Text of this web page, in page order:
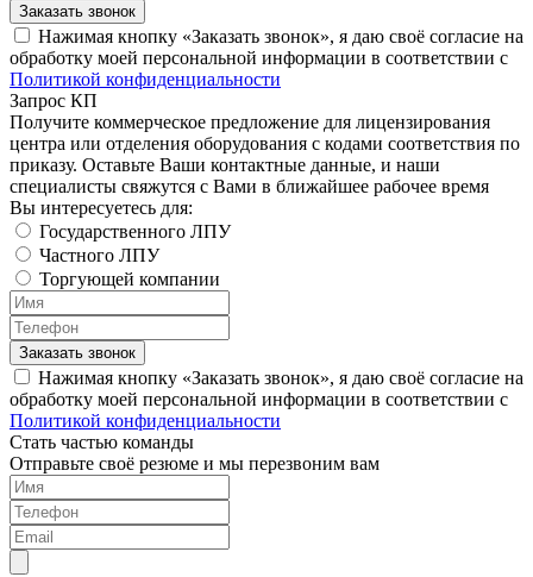
Заказать звонок
Нажимая кнопку «Заказать звонок», я даю своё согласие на
обработку моей персональной информации в соответствии с
Политикой конфиденциальности
Запрос КП
Получите коммерческое предложение для лицензирования
центра или отделения оборудования с кодами соответствия по
приказу. Оставьте Ваши контактные данные, и наши
специалисты свяжутся с Вами в ближайшее рабочее время
Вы интересуетесь для:
Государственного ЛПУ
Частного ЛПУ
Торгующей компании
Заказать звонок
Нажимая кнопку «Заказать звонок», я даю своё согласие на
обработку моей персональной информации в соответствии с
Политикой конфиденциальности
Стать частью команды
Отправьте своё резюме и мы перезвоним вам